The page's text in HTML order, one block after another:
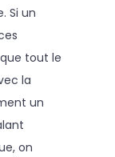
Si un
tout le
la
un
on